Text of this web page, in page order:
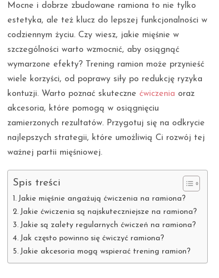
Mocne i dobrze zbudowane ramiona to nie tylko
estetyka, ale też klucz do lepszej funkcjonalności w
codziennym życiu. Czy wiesz, jakie mięśnie w
szczególności warto wzmocnić, aby osiągnąć
wymarzone efekty? Trening ramion może przynieść
wiele korzyści, od poprawy siły po redukcję ryzyka
kontuzji. Warto poznać skuteczne ćwiczenia oraz
akcesoria, które pomogą w osiągnięciu
zamierzonych rezultatów. Przygotuj się na odkrycie
najlepszych strategii, które umożliwią Ci rozwój tej
ważnej partii mięśniowej.
Spis treści
Jakie mięśnie angażują ćwiczenia na ramiona?
Jakie ćwiczenia są najskuteczniejsze na ramiona?
Jakie są zalety regularnych ćwiczeń na ramiona?
Jak często powinno się ćwiczyć ramiona?
Jakie akcesoria mogą wspierać trening ramion?